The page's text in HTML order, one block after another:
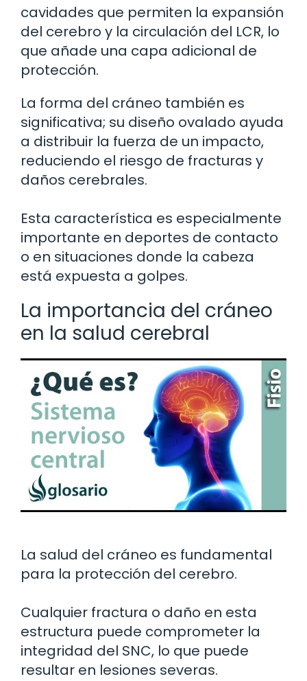
cavidades que permiten la expansión
del cerebro y la circulación del LCR, lo
que añade una capa adicional de
protección.
La forma del cráneo también es
significativa; su diseño ovalado ayuda
a distribuir la fuerza de un impacto,
reduciendo el riesgo de fracturas y
daños cerebrales.
Esta característica es especialmente
importante en deportes de contacto
o en situaciones donde la cabeza
está expuesta a golpes.
La importancia del cráneo
en la salud cerebral
La salud del cráneo es fundamental
para la protección del cerebro.
Cualquier fractura o daño en esta
estructura puede comprometer la
integridad del SNC, lo que puede
resultar en lesiones severas.